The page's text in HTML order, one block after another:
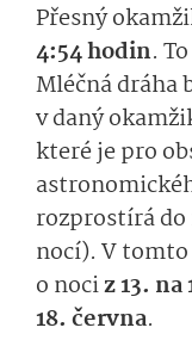
Přesný
4:54 hodin.
Mléčná dráha
v daný
které je pro
rozprostírá
nocí). V
o nociz 13. na
18. června.